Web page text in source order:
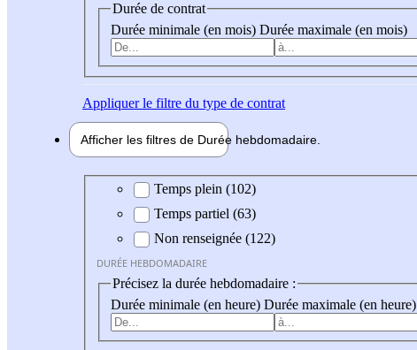
Durée de contrat
Durée minimale (en mois) Durée maximale (en mois)
Appliquerle filtre du type de contrat
Afficher les filtres de Durée hebdomadaire
Durée hebdomadaire
Temps plein (102)
Temps partiel (63)
Non renseignée (122)
DURÉE HEBDOMADAIRE
Précisez la durée hebdomadaire :
Durée minimale (en heure) Durée maximale (en heure)